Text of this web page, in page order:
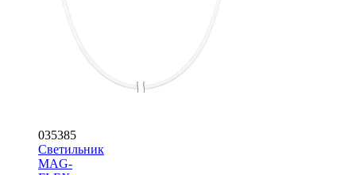
035385
Светильник
MAG-